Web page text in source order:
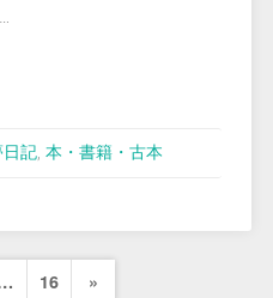
日記, 本・書籍・古本
16
Next
»